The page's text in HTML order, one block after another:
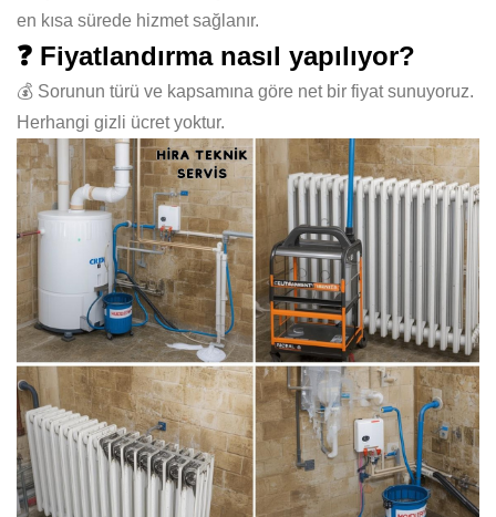
en kısa sürede hizmet sağlanır.
❓ Fiyatlandırma nasıl yapılıyor?
💰 Sorunun türü ve kapsamına göre net bir fiyat sunuyoruz.
Herhangi gizli ücret yoktur.